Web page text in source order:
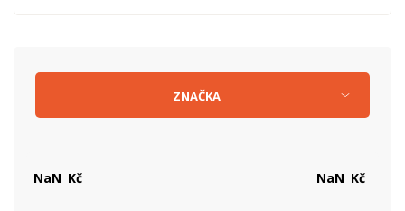
Kč Kč
ZNAČKA